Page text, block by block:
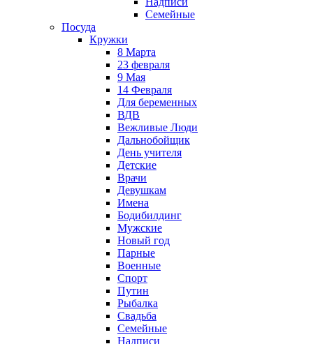
Семейные
Посуда
Кружки
8 Марта
23 февраля
9 Мая
14 Февраля
Для беременных
ВДВ
Вежливые Люди
Дальнобойщик
День учителя
Детские
Врачи
Девушкам
Имена
Бодибилдинг
Мужские
Новый год
Парные
Военные
Спорт
Путин
Рыбалка
Свадьба
Семейные
Надписи